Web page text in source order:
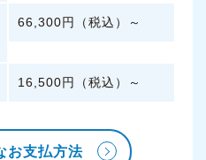
66,300円（税込）～
16,500円（税込）～
お支払方法